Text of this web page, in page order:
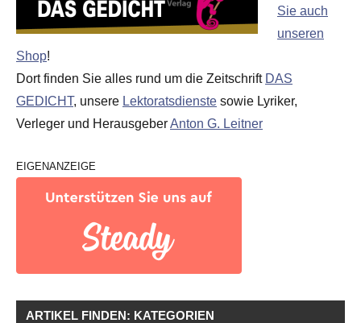
Sie auch
unseren
Shop!
Dort finden Sie alles rund um die Zeitschrift DAS
GEDICHT, unsere Lektoratsdienste sowie Lyriker,
Verleger und HerausgeberAnton G. Leitner
EIGENANZEIGE
ARTIKEL FINDEN: KATEGORIEN